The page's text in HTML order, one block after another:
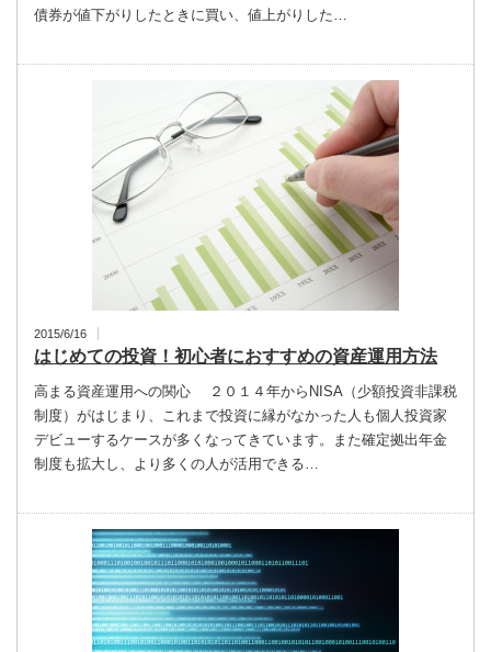
債券が値下がりしたときに買い、値上がりした…
2015/6/16
はじめての投資！初心者におすすめの資産運用方法
高まる資産運用への関心 ２０１４年からNISA（少額投資非課税
制度）がはじまり、これまで投資に縁がなかった人も個人投資家
デビューするケースが多くなってきています。また確定拠出年金
制度も拡大し、より多くの人が活用できる…